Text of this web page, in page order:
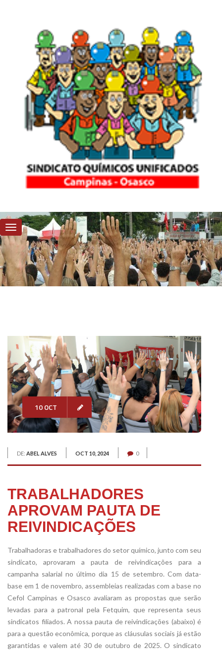
10 OCT
DE: ABEL ALVES OCT 10, 2024 0
TRABALHADORES
APROVAM PAUTA DE
REIVINDICAÇÕES
Trabalhadoras e trabalhadores do setor químico, junto com seu
sindicato, aprovaram a pauta de reivindicações para a
campanha salarial no último dia 15 de setembro. Com data-
base em 1 de novembro, assembleias realizadas com a base no
Cefol Campinas e Osasco avaliaram as propostas que serão
levadas para a patronal pela Fetquim, que representa seus
sindicatos filiados. A nossa pauta de reivindicações (abaixo) é
para a questão econômica, porque as cláusulas sociais já estão
garantidas e valem até 30 de outubro de 2025. O sindicato